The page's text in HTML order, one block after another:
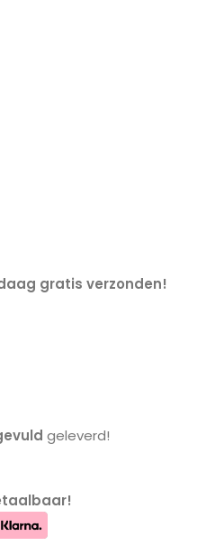
gratis verzonden!
geleverd!